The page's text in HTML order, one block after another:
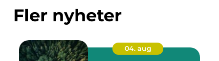
Fler nyheter
04. aug